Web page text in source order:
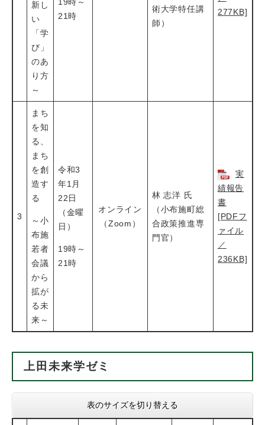
新し
い
「学
び」
のあ
り方
～
19時～
21時
術大学特任講
師）
277KB]
3
まち
を知
る、
まち
を創
造す
る
～小
布施
若者
会議
から
拡が
る未
来～
令和3
年1月
22日
（金曜
日）
19時～
21時
オンライン
（Zoom）
林 志洋 氏
（小布施町総
合政策推進専
門官）
実
績報告
書
[PDFフ
ァイル
／
236KB]
上田未来学ゼミ
表のサイズを切り替える